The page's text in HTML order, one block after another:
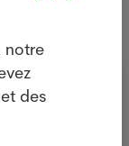
notre
et des